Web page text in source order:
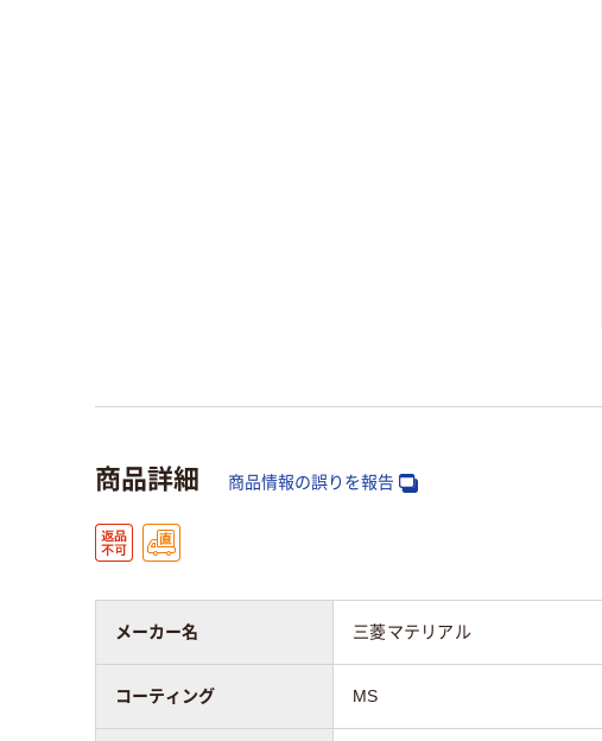
商品詳細 商品情報の誤りを報告
メーカー名 三菱マテリアル
コーティング MS